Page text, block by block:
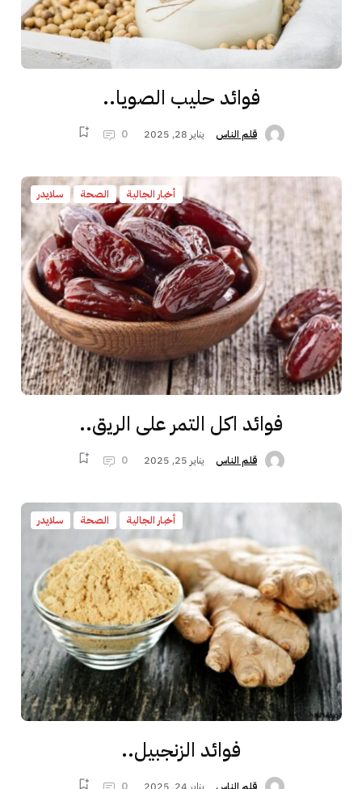
فوائد حليب الصويا..
قلم الناس يناير 28, 2025 0
أخبار الجالية الصحة سلايدر
فوائد اكل التمر على الريق..
قلم الناس يناير 25, 2025 0
أخبار الجالية الصحة سلايدر
فوائد الزنجبيل..
يناير 24, 2025 0